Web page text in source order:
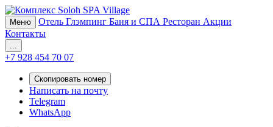
Меню Отель Глэмпинг Баня и СПА Ресторан Акции
Контакты
...
+7 928 454 70 07
Скопировать номер
Написать на почту
Telegram
WhatsApp